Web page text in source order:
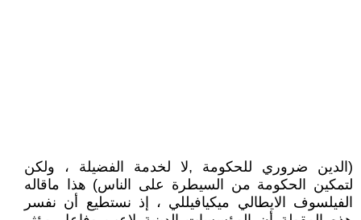
(الدين ضروري للحكومة ,لا لخدمة الفضيلة ، ولكن
لتمكين الحكومة من السيطرة على الناس) هذا ماقاله
الفيلسوف الايطالي ميكيافيللي ، إذ نستطيع أن نفسر